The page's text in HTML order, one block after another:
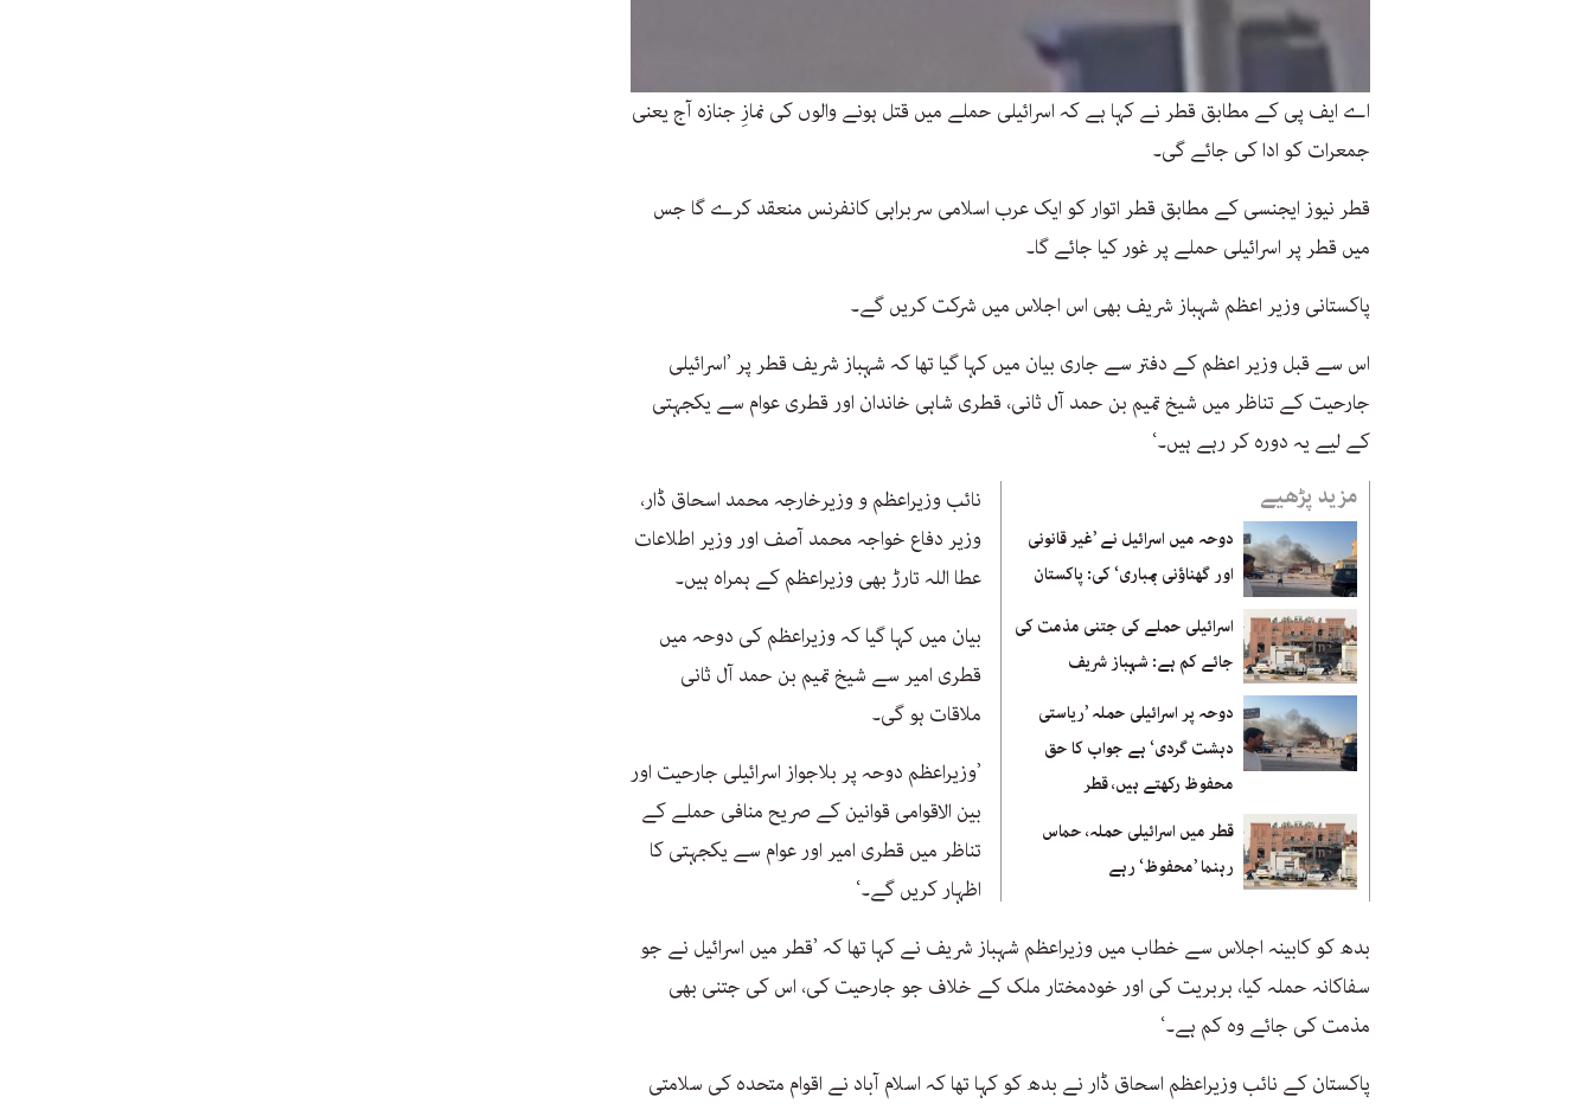
of
secondsVolume
90%
اے ایف پی کے مطابق قطر نے کہا ہے کہ اسرائیلی حملے میں قتل ہونے والوں کی نمازِ جنازہ آج یعنی
جمعرات کو ادا کی جائے گی۔
قطر نیوز ایجنسی کے مطابق قطر اتوار کو ایک عرب اسلامی سربراہی کانفرنس منعقد کرے گا جس
میں قطر پر اسرائیلی حملے پر غور کیا جائے گا۔
پاکستانی وزیر اعظم شہباز شریف بھی اس اجلاس میں شرکت کریں گے۔
اس سے قبل وزیر اعظم کے دفتر سے جاری بیان میں کہا گیا تھا کہ شہباز شریف قطر پر ’اسرائیلی
جارحیت کے تناظر میں شیخ تمیم بن حمد آل ثانی، قطری شاہی خاندان اور قطری عوام سے یکجہتی
کے لیے یہ دورہ کر رہے ہیں۔‘
مزید پڑھیے
دوحہ میں اسرائیل نے ’غیر قانونی
اور گھناؤنی بمباری‘ کی: پاکستان
اسرائیلی حملے کی جتنی مذمت کی
جائے کم ہے: شہباز شریف
دوحہ پر اسرائیلی حملہ ’ریاستی
دہشت گردی‘ ہے جواب کا حق
محفوظ رکھتے ہیں، قطر
قطر میں اسرائیلی حملہ، حماس
رہنما ’محفوظ‘ رہے
نائب وزیراعظم و وزیرخارجہ محمد اسحاق ڈار،
وزیر دفاع خواجہ محمد آصف اور وزیر اطلاعات
عطا اللہ تارڑ بھی وزیراعظم کے ہمراہ ہیں۔
بیان میں کہا گیا کہ وزیراعظم کی دوحہ میں
قطری امیر سے شیخ تمیم بن حمد آل ثانی
ملاقات ہو گی۔
’وزیراعظم دوحہ پر بلاجواز اسرائیلی جارحیت اور
بین الاقوامی قوانین کے صریح منافی حملے کے
تناظر میں قطری امیر اور عوام سے یکجہتی کا
اظہار کریں گے۔‘
بدھ کو کابینہ اجلاس سے خطاب میں وزیراعظم شہباز شریف نے کہا تھا کہ ’قطر میں اسرائیل نے جو
سفاکانہ حملہ کیا، بربریت کی اور خودمختار ملک کے خلاف جو جارحیت کی، اس کی جتنی بھی
مذمت کی جائے وہ کم ہے۔‘
پاکستان کے نائب وزیراعظم اسحاق ڈار نے بدھ کو کہا تھا کہ اسلام آباد نے اقوام متحدہ کی سلامتی